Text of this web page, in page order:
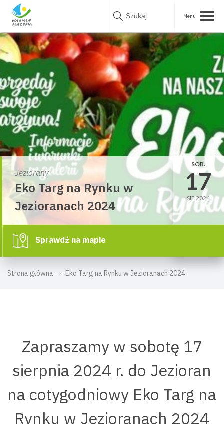
Skip
Strona główna Eko Targ na Rynku w Jezioranach 2024
Jeziorany
Eko Targ na Rynku w
Jezioranach 2024
SOB.
17
SIE 2024
Sprawdź na mapie
Zapraszamy w sobotę 17
sierpnia 2024 r. do Jezioran
na cotygodniowy Eko Targ na
Rynku w Jezioranach 2024